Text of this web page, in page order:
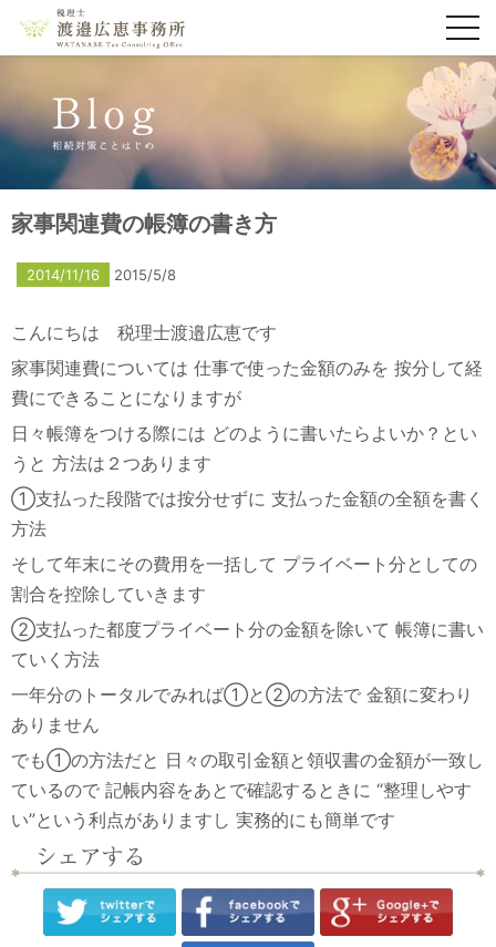
家事関連費の帳簿の書き方
2014/11/16 2015/5/8
こんにちは 税理士渡邉広恵です
家事関連費については 仕事で使った金額のみを 按分して経
費にできることになりますが
日々帳簿をつける際には どのように書いたらよいか？とい
うと 方法は２つあります
①支払った段階では按分せずに 支払った金額の全額を書く
方法
そして年末にその費用を一括して プライベート分としての
割合を控除していきます
②支払った都度プライベート分の金額を除いて 帳簿に書い
ていく方法
一年分のトータルでみれば①と②の方法で 金額に変わり
ありません
でも①の方法だと 日々の取引金額と領収書の金額が一致し
ているので 記帳内容をあとで確認するときに “整理しやす
い”という利点がありますし 実務的にも簡単です